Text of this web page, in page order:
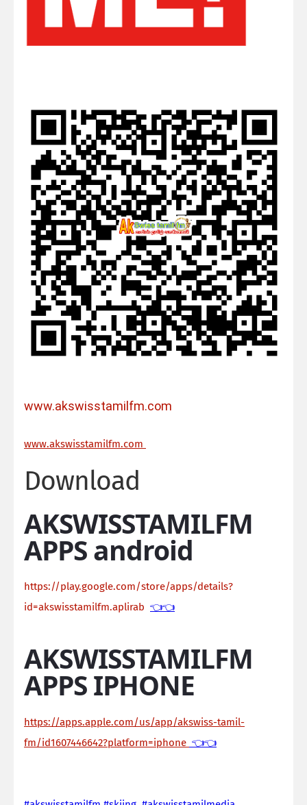
www.akswisstamilfm.com
www.akswisstamilfm.com
Download
AKSWISSTAMILFM
APPS android
https://play.google.com/store/apps/details?
id=akswisstamilfm.aplirab 👈👈
AKSWISSTAMILFM
APPS IPHONE
https://apps.apple.com/us/app/akswiss-tamil-
fm/id1607446642?platform=iphone 👈👈